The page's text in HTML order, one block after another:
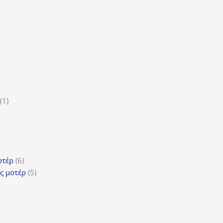
11
66
προϊόντα
μοτέρ 55